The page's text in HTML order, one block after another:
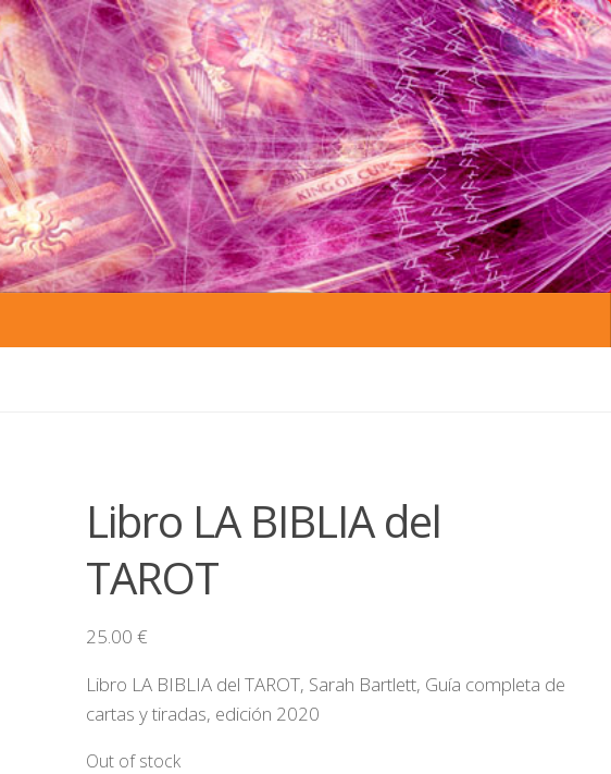
Libro LA BIBLIA del
TAROT
25.00 €
Libro LA BIBLIA del TAROT, Sarah Bartlett, Guía completa de
cartas y tiradas, edición 2020
Out of stock